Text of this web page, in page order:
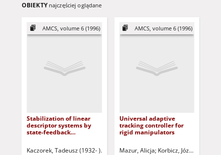
OBIEKTY najczęściej oglądane
AMCS, volume 6 (1996)
Stabilization of linear
descriptor systems by
state-feedback
Kaczorek, Tadeusz (1932- )
Korbicz, Józef (1951- ) - red. Uciński,
AMCS, volume 6 (1996)
Universal adaptive
tracking controller for
rigid manipulators
Mazur, Alicja Korbicz, Józef (1951- )